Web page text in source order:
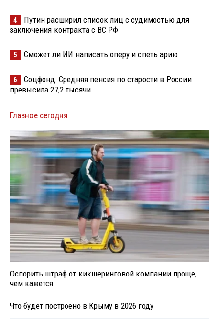
4
Путин расширил список лиц с судимостью для
заключения контракта с ВС РФ
5 Сможет ли ИИ написать оперу и спеть арию
6
Соцфонд: Средняя пенсия по старости в России
превысила 27,2 тысячи
Главное сегодня
Оспорить штраф от кикшеринговой компании проще,
чем кажется
Что будет построено в Крыму в 2026 году